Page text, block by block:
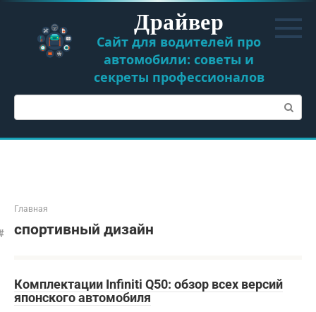
Перейти
контенту
Драйвер
Сайт для водителей про
автомобили: советы и
секреты профессионалов
Поиск:
Главная
спортивный дизайн
Комплектации Infiniti Q50: обзор всех версий
японского автомобиля